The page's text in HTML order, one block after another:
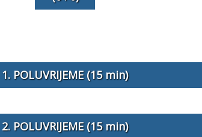
1. POLUVRIJEME (15 min)
2. POLUVRIJEME (15 min)